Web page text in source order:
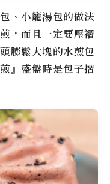
、小籠湯包的做法
，而且一定要壓褶
膨鬆大塊的水煎包
』盛盤時是包子摺